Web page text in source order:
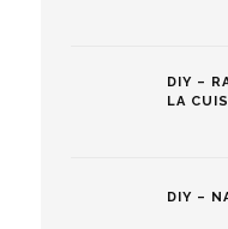
DIY –
LA
DIY –